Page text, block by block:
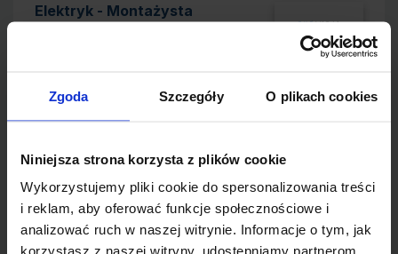
Zgoda Szczegóły O plikach cookies
Niniejsza strona korzysta z plików cookie
Wykorzystujemy pliki cookie do spersonalizowania treści
i reklam, aby oferować funkcje społecznościowe i
analizować ruch w naszej witrynie. Informacje o tym, jak
korzystasz z naszej witryny, udostępniamy partnerom
Elektryk - Montażysta
15000.00 zł
Jabłonna
Wymiar pracy:
pełny etat